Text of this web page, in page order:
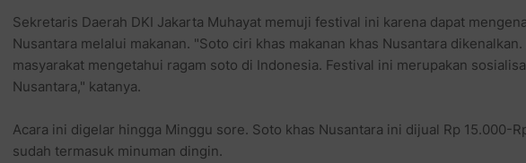
Sekretaris Daerah DKI Jakarta Muhayat memuji festival ini karena dapat
Nusantara melalui makanan. "Soto ciri khas makanan khas Nusantara dikenalkan.
masyarakat mengetahui ragam soto di Indonesia. Festival ini merupakan
Nusantara," katanya.
Acara ini digelar hingga Minggu sore. Soto khas Nusantara ini dijual Rp 15.000-
sudah termasuk minuman dingin.